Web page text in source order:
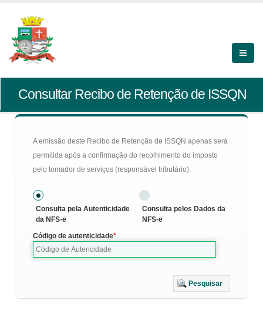
Consultar Recibo de Retenção de ISSQN
A emissão deste Recibo de Retenção de ISSQN apenas será
permitida após a confirmação do recolhimento do imposto
pelo tomador de serviços (responsável tributário).
Consulta pela Autenticidade
da NFS-e
Consulta pelos Dados da
NFS-e
Código de autenticidade
Pesquisar